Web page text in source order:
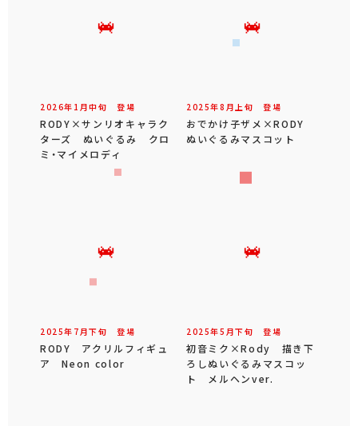
2026年 1 月中旬 登場
RODY×サンリオキャラク
ターズ ぬいぐるみ クロ
ミ・マイメロディ
2025年8 月 上旬 登場
おでかけ子ザメ×RODY
ぬいぐるみマスコット
2025年 7 月下旬 登場
RODY アクリルフィギュ
ア Neon color
2025年5 月下旬 登場
初音ミク×Rody 描き下
ろしぬいぐるみマスコッ
ト メルヘンver.